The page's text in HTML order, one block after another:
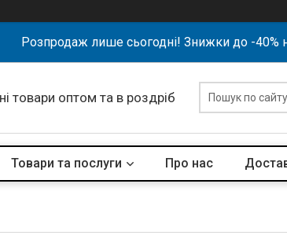
Розпродаж лише сьогодні! Знижки до -40%
товари оптом та в роздріб
Товари та послуги Про нас